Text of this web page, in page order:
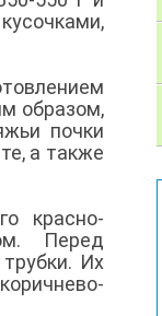
образом,
почки
а также
красно-
Перед
Их